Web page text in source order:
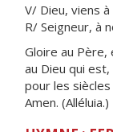
V/ Dieu, viens
R/ Seigneur, à
Gloire au Père,
au Dieu qui
pour les
Amen. (Alléluia.)